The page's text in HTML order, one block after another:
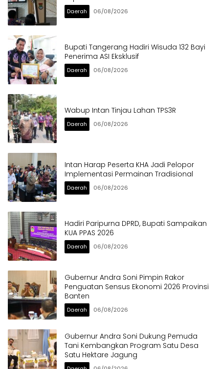
Daerah 06/08/2026
Bupati Tangerang Hadiri Wisuda 132 Bayi
Penerima ASI Eksklusif
Daerah 06/08/2026
Wabup Intan Tinjau Lahan TPS3R
Daerah 06/08/2026
Intan Harap Peserta KHA Jadi Pelopor
Implementasi Permainan Tradisional
Daerah 06/08/2026
Hadiri Paripurna DPRD, Bupati Sampaikan
KUA PPAS 2026
Daerah 06/08/2026
Gubernur Andra Soni Pimpin Rakor
Penguatan Sensus Ekonomi 2026 Provinsi
Banten
Daerah 06/08/2026
Gubernur Andra Soni Dukung Pemuda
Tani Kembangkan Program Satu Desa
Satu Hektare Jagung